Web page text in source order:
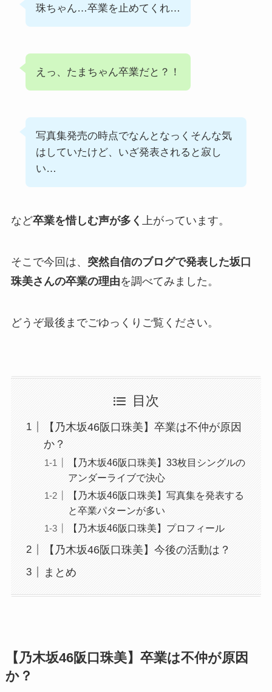
珠ちゃん…卒業を止めてくれ…
えっ、たまちゃん卒業だと？！
写真集発売の時点でなんとなっくそんな気
はしていたけど、いざ発表されると寂し
い…
など卒業を惜しむ声が多く 上がっています。
そこで今回は、 突然自信のブログで発表した坂口
珠美さんの卒業の理由を調べてみました。
どうぞ最後までごゆっくりご覧ください。
目次
【乃木坂46阪口珠美】卒業は不仲が原因
か？
【乃木坂46阪口珠美】33枚目シングルの
アンダーライブで決心
【乃木坂46阪口珠美】写真集を発表する
と卒業パターンが多い
【乃木坂46阪口珠美】プロフィール
【乃木坂46阪口珠美】今後の活動は？
まとめ
【乃木坂46阪口珠美】卒業は不仲が原因
か？